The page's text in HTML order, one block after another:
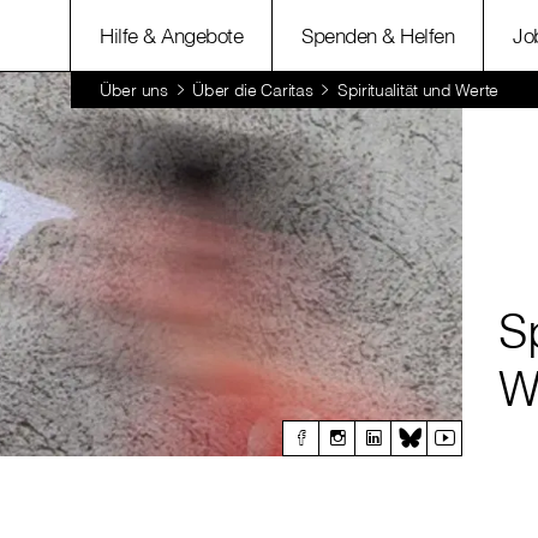
Hilfe & Angebote Spenden & Helfen
Über uns Über die Caritas Spiritualität und Werte